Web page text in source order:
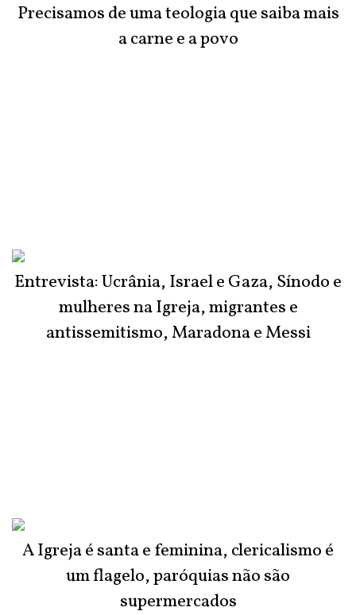
Precisamos de uma teologia que saiba mais
a carne e a povo
Entrevista: Ucrânia, Israel e Gaza, Sínodo e
mulheres na Igreja, migrantes e
antissemitismo, Maradona e Messi
A Igreja é santa e feminina, clericalismo é
um flagelo, paróquias não são
supermercados